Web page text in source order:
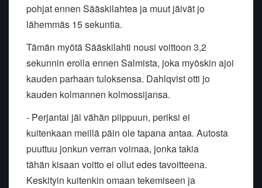
pohjat ennen Sääskilahtea ja muut jäivät jo
lähemmäs 15 sekuntia.
Tämän myötä Sääskilahti nousi voittoon 3,2
sekunnin erolla ennen Salmista, joka myöskin ajoi
kauden parhaan tuloksensa. Dahlqvist otti jo
kauden kolmannen kolmossijansa.
- Perjantai jäi vähän piippuun, periksi ei
kuitenkaan meillä päin ole tapana antaa. Autosta
puuttuu jonkun verran voimaa, jonka takia
tähän kisaan voitto ei ollut edes tavoitteena.
Keskityin kuitenkin omaan tekemiseen ja